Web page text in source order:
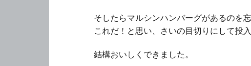
そしたらマルシンハンバーグがあるのを忘
これだ！と思い、さいの目切りにして投入
結構おいしくできました。